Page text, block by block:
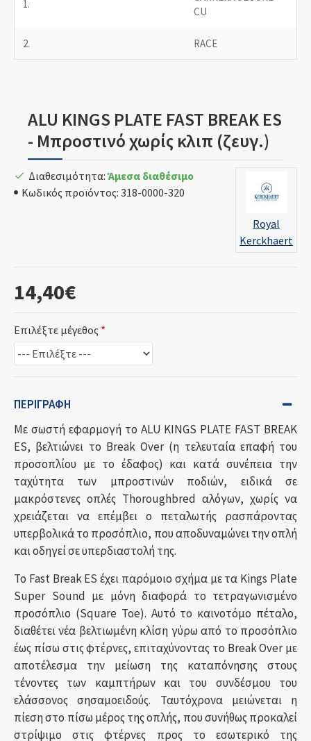
1.
CU
2. RACE
ALU KINGS PLATE FAST BREAK ES
- Μπροστινό χωρίς κλιπ (ζευγ.)
14,40€
Διαθεσιμότητα: Άμεσα διαθέσιμο
Κωδικός προϊόντος: 318-0000-320
Royal
Kerckhaert
Επιλέξτε μέγεθος
ΠΕΡΙΓΡΑΦΉ
Με σωστή εφαρμογή το ALU KINGS PLATE FAST BREAK
ES, βελτιώνει το Break Over (η τελευταία επαφή του
προσοπλίου με το έδαφος) και κατά συνέπεια την
ταχύτητα των μπροστινών ποδιών, ειδικά σε
μακρόστενες οπλές Thoroughbred αλόγων, χωρίς να
χρειάζεται να επέμβει ο πεταλωτής ρασπάροντας
υπερβολικά το προσόπλιο, που αποδυναμώνει την οπλή
και οδηγεί σε υπερδιαστολή της.
Το Fast Break ES έχει παρόμοιο σχήμα με τα Kings Plate
Super Sound με μόνη διαφορά το τετραγωνισμένο
προσόπλιο (Square Toe). Αυτό το καινοτόμο πέταλο,
διαθέτει νέα βελτιωμένη κλίση γύρω από το προσόπλιο
έως πίσω στις φτέρνες, επιταχύνοντας το Break Over με
αποτέλεσμα την μείωση της καταπόνησης στους
τένοντες των καμπτήρων και του συνδέσμου του
ελάσσονος σησαμοειδούς. Ταυτόχρονα μειώνεται η
πίεση στο πίσω μέρος της οπλής, που συνήθως προκαλεί
στρίψιμο στις φτέρνες προς το εσωτερικό της